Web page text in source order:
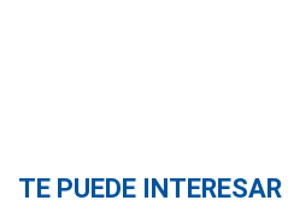
TE PUEDE INTERESAR